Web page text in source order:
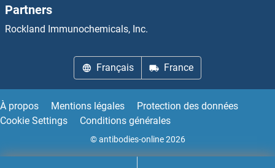
OR2M2 Anticorps
OR2M4 Anticorps
OR2M7 Anticorps
OR2S2 Anticorps
Partners
Rockland Immunochemicals, Inc.
Français France
À propos Mentions légales
Protection des données
Cookie Settings
Conditions générales
© antibodies-online 2026